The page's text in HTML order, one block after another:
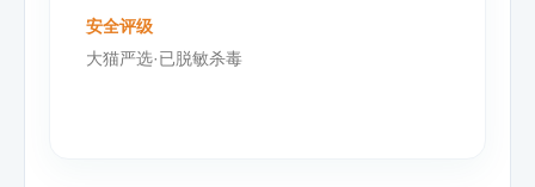
安全评级
大猫严选·已脱敏杀毒